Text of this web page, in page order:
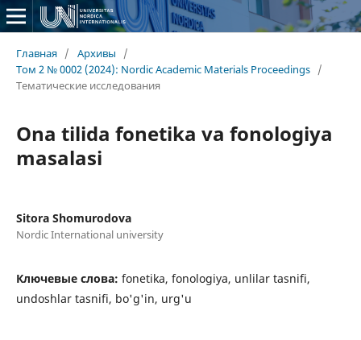
Главная / Архивы
/
Том 2 № 0002 (2024): Nordic Academic Materials Proceedings /
Тематические исследования
Ona tilida fonetika va fonologiya
masalasi
Sitora Shomurodova
Nordic International university
Ключевые слова: fonetika, fonologiya, unlilar tasnifi,
undoshlar tasnifi, bo'g'in, urg'u